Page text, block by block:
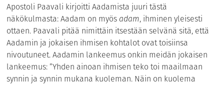
Apostoli Paavali kirjoitti Aadamista juuri tästä
näkökulmasta: Aadam on myös adam, ihminen yleisesti
ottaen. Paavali pitää nimittäin itsestään selvänä sitä, että
Aadamin ja jokaisen ihmisen kohtalot ovat toisiinsa
nivoutuneet. Aadamin lankeemus onkin meidän jokaisen
lankeemus: ”Yhden ainoan ihmisen teko toi maailmaan
synnin ja synnin mukana kuoleman. Näin on kuolema